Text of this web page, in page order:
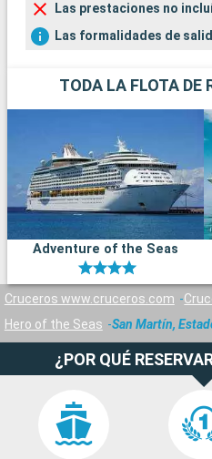
Las prestaciones no
Las formalidades de
TODA LA FLOTA DE
Adventure of the Seas
Cruceros www.cruceros.com
Hero of the Seas
San Martín,
¿POR QUÉ